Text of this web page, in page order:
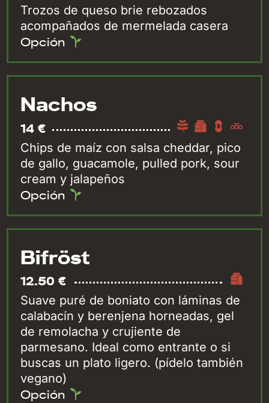
Trozos de queso brie rebozados
acompañados de mermelada casera
Opción
Nachos
14 €
Chips de maíz con salsa cheddar, pico
de gallo, guacamole, pulled pork, sour
cream y jalapeños
Opción
Bifröst
12.50 €
Suave puré de boniato con láminas de
calabacín y berenjena horneadas, gel
de remolacha y crujiente de
parmesano. Ideal como entrante o si
buscas un plato ligero. (pídelo también
vegano)
Opción